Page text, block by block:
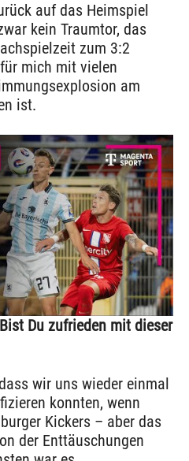
auf das Heimspiel
kein Traumtor, das
zum 3:2
mich mit vielen
am
ist.
Du zufrieden mit dieser
wir uns wieder einmal
konnten, wenn
Kickers – aber das
der Enttäuschungen